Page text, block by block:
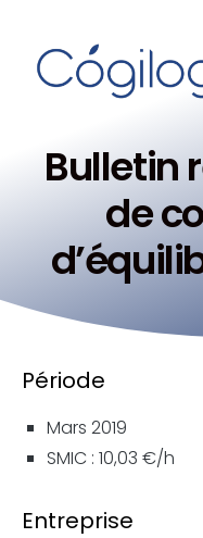
Bulletin
de
Période
Mars 2019
SMIC : 10,03 €/h
Entreprise